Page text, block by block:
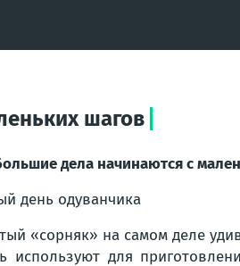
шагов
дела начинаются с
день одуванчика
«сорняк» на самом деле
используют для